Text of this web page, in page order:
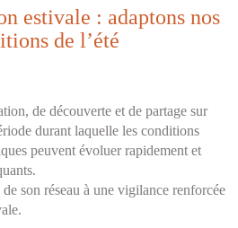
estivale : adaptons nos
de l’été
de découverte et de partage sur
durant laquelle les conditions
peuvent évoluer rapidement et
son réseau à une vigilance renforcée